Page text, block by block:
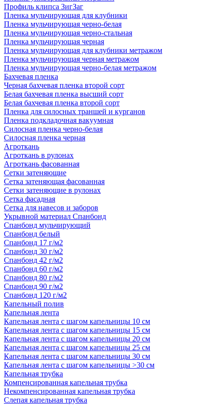
Профиль клипса ЗигЗаг
Пленка мульчирующая для клубники
Пленка мульчирующая черно-белая
Пленка мульчирующая черно-стальная
Пленка мульчирующая черная
Пленка мульчирующая для клубники метражом
Пленка мульчирующая черная метражом
Пленка мульчирующая черно-белая метражом
Бахчевая пленка
Черная бахчевая пленка второй сорт
Белая бахчевая пленка высший сорт
Белая бахчевая пленка второй сорт
Пленка для силосных траншей и курганов
Пленка подкладочная вакуумная
Силосная пленка черно-белая
Силосная пленка черная
Агроткань
Агроткань в рулонах
Агроткань фасованная
Сетки затеняющие
Сетка затеняющая фасованная
Сетки затеняющие в рулонах
Сетка фасадная
Сетка для навесов и заборов
Укрывной материал Спанбонд
Спанбонд мульчирующий
Спанбонд белый
Спанбонд 17 г/м2
Спанбонд 30 г/м2
Спанбонд 42 г/м2
Спанбонд 60 г/м2
Спанбонд 80 г/м2
Спанбонд 90 г/м2
Спанбонд 120 г/м2
Капельный полив
Капельная лента
Капельная лента с шагом капельницы 10 см
Капельная лента с шагом капельницы 15 см
Капельная лента с шагом капельницы 20 см
Капельная лента с шагом капельницы 25 см
Капельная лента с шагом капельницы 30 см
Капельная лента с шагом капельницы >30 см
Капельная трубка
Компенсированная капельная трубка
Некомпенсированная капельная трубка
Слепая капельная трубка